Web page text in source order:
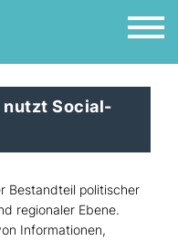
nutzt Social-
Bestandteil politischer
regionaler Ebene.
Informationen,